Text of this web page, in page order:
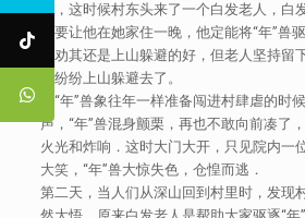
山，这时候村东头来了一个白发老人，白
只要让他在她家住一晚，他定能将“年”兽
婆劝其还是上山躲避的好，但老人坚持留
便纷纷上山躲避去了。
当“年”兽象往年一样准备闯进村肆虐的时
声，“年”兽混身颤栗，再也不敢向前凑了
火光和炸响．这时大门大开，只见院内一
大笑，“年”兽大惊失色，仓惶而逃．
第二天，当人们从深山回到村里时，发现